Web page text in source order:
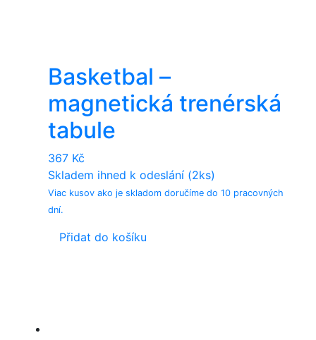
Basketbal –
magnetická trenérská
tabule
367 Kč
Skladem ihned k odeslání (2ks)
Viac kusov ako je skladom doručíme do 10 pracovných
dní.
Přidat do košíku